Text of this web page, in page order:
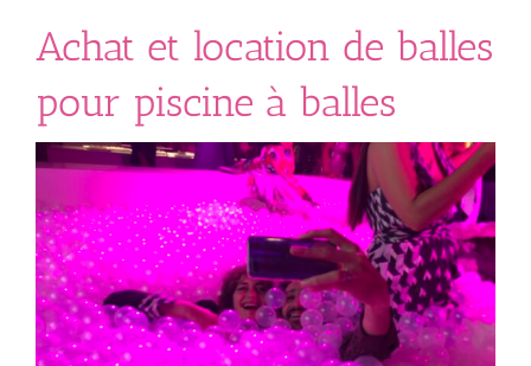
Achat et location de balles
pour piscine à balles